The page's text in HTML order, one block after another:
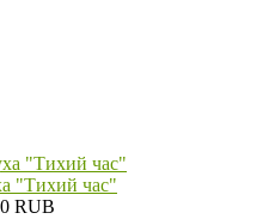
"Тихий час"
RUB